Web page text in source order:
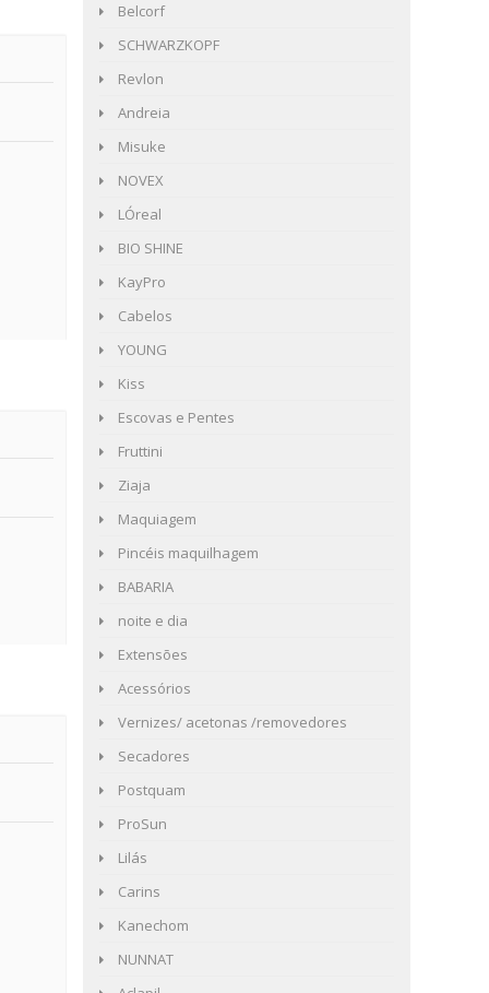
Belcorf
SCHWARZKOPF
Revlon
Andreia
Misuke
NOVEX
LÓreal
BIO SHINE
KayPro
Cabelos
YOUNG
Kiss
Escovas e Pentes
Fruttini
Ziaja
Maquiagem
Pincéis maquilhagem
BABARIA
noite e dia
Extensões
Acessórios
Vernizes/ acetonas /removedores
Secadores
Postquam
ProSun
Lilás
Carins
Kanechom
NUNNAT